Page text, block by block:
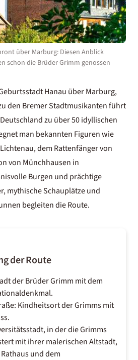
über Marburg: Diesen Anblick
schon die Brüder Grimm genossen
Hanau über Marburg,
den Bremer Stadtmusikanten führt
zu über 50 idyllischen
man bekannten Figuren wie
dem Rattenfänger von
von Münchhausen in
Burgen und prächtige
mythische Schauplätze und
begleiten die Route.
der Route
der Brüder Grimm mit dem
Kindheitsort der Grimms mit
in der die Grimms
mit ihrer malerischen Altstadt,
und dem